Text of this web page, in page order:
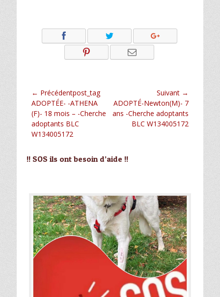
Navigation
de
l’article
← Précédentpost_tag
Article
précédent :
ADOPTÉE- -ATHENA
(F)- 18 mois – -Cherche
adoptants BLC
W134005172
Suivant →
Article
suivant :
ADOPTÉ-Newton(M)- 7
ans -Cherche adoptants
BLC W134005172
!! SOS ils ont besoin d’aide !!